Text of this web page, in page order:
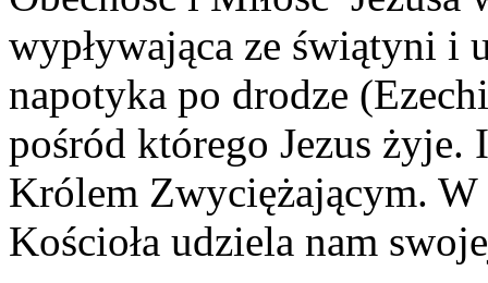
wypływająca ze świątyni i
napotyka po drodze
pośród którego Jezus
Królem Zwyciężającym.
Kościoła udziela nam